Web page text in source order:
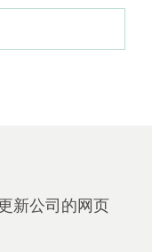
新公司的网页